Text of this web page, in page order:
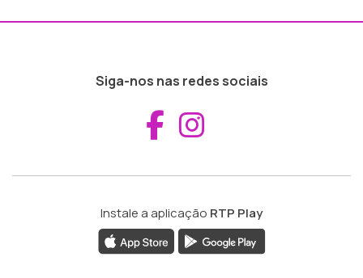
Siga-nos nas redes sociais
Aceder ao
Instale a aplicação RTP Play